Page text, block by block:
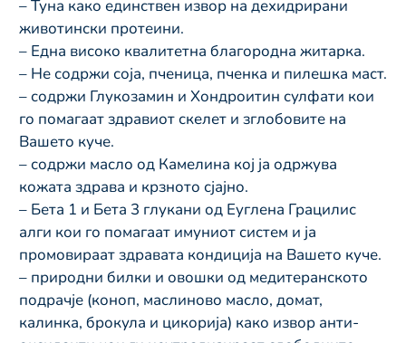
– Туна како единствен извор на дехидрирани
животински протеини.
– Една високо квалитетна благородна житарка.
– Не содржи соја, пченица, пченка и пилешка маст.
– содржи Глукозамин и Хондроитин сулфати кои
го помагаат здравиот скелет и зглобовите на
Вашето куче.
– содржи масло од Камелина кој ја одржува
кожата здрава и крзното сјајно.
– Бета 1 и Бета 3 глукани од Еуглена Грацилис
алги кои го помагаат имуниот систем и ја
промовираат здравата кондиција на Вашето куче.
– природни билки и овошки од медитеранското
подрачје (коноп, маслиново масло, домат,
калинка, брокула и цикорија) како извор анти-